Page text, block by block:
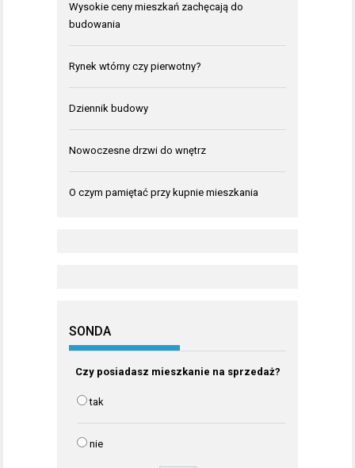
Wysokie ceny mieszkań zachęcają do
budowania
Rynek wtórny czy pierwotny?
Dziennik budowy
Nowoczesne drzwi do wnętrz
O czym pamiętać przy kupnie mieszkania
SONDA
Czy posiadasz mieszkanie na sprzedaż?
tak
nie